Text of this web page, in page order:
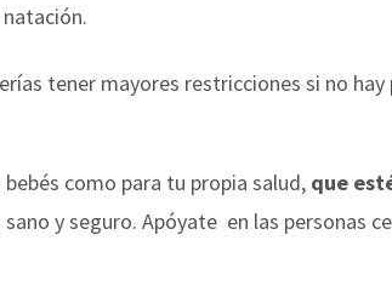
tener mayores restricciones si no
como para tu propia salud, que
y seguro. Apóyate en las personas